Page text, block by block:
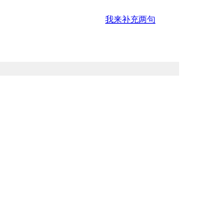
我来补充两句